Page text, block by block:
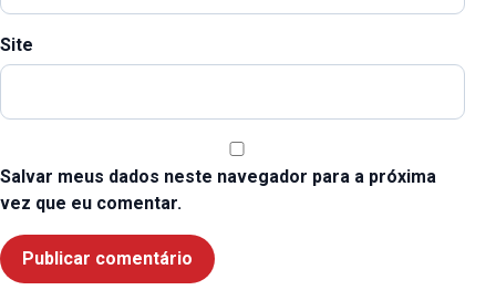
Site
Salvar meus dados neste navegador para a próxima
vez que eu comentar.